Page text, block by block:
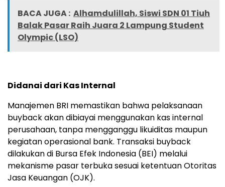
BACA JUGA : Alhamdulillah, Siswi SDN 01 Tiuh
Balak Pasar Raih Juara 2 Lampung Student
Olympic (LSO)
Didanai dari Kas Internal
Manajemen BRI memastikan bahwa pelaksanaan
buyback akan dibiayai menggunakan kas internal
perusahaan, tanpa mengganggu likuiditas maupun
kegiatan operasional bank. Transaksi buyback
dilakukan di Bursa Efek Indonesia (BEI) melalui
mekanisme pasar terbuka sesuai ketentuan Otoritas
Jasa Keuangan (OJK).